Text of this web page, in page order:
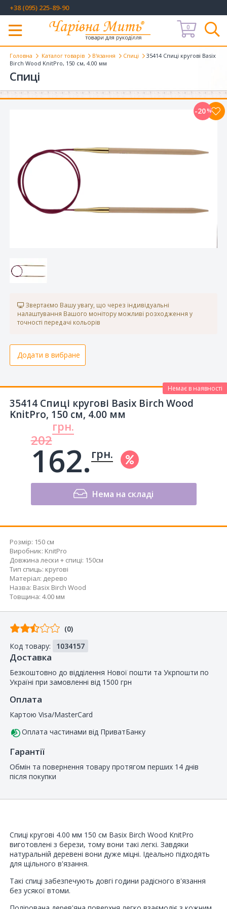
+38 (095) 225-89-90
Меню
0
Головна Каталог товарів В'язання Спиці
35414 Спиці кругові Basix
Birch Wood KnitPro, 150 см, 4.00 мм
Спиці
Звертаємо Вашу увагу, що через індивідуальні
налаштування Вашого монітору можливі розходження у
точності передачі кольорів
Додати в вибране
-20%
35414 Спиці кругові Basix Birch Wood
KnitPro, 150 см, 4.00 мм
Немає в наявності
202
грн.
162. грн.
Нема на складі
Розмір: 150 см
Виробник: KnitPro
Довжина лески + спиці: 150см
Тип спиць: кругові
Матеріал: дерево
Назва: Basix Birch Wood
Товщина: 4.00 мм
Відгуків
покупців
(0)
Код товару:
1034157
Доставка
Безкоштовно до відділення Нової пошти та Укрпошти по
Україні при замовленні від 1500 грн
Оплата
Картою Visa/MasterCard
Оплата частинами від ПриватБанку
Гарантії
Обмін та повернення товару протягом перших 14 днів
після покупки
Спиці кругові 4.00 мм 150 см Basix Birch Wood KnitPro
виготовлені з берези, тому вони такі легкі. Завдяки
натуральній деревені вони дуже міцні. Ідеально підходять
для щільного в'язання.
Такі спиці забезпечують довгі години радісного в'язання
без усякої втоми.